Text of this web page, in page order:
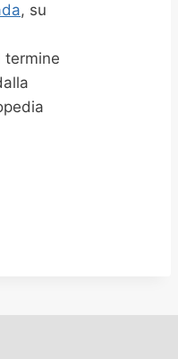
, su
termine